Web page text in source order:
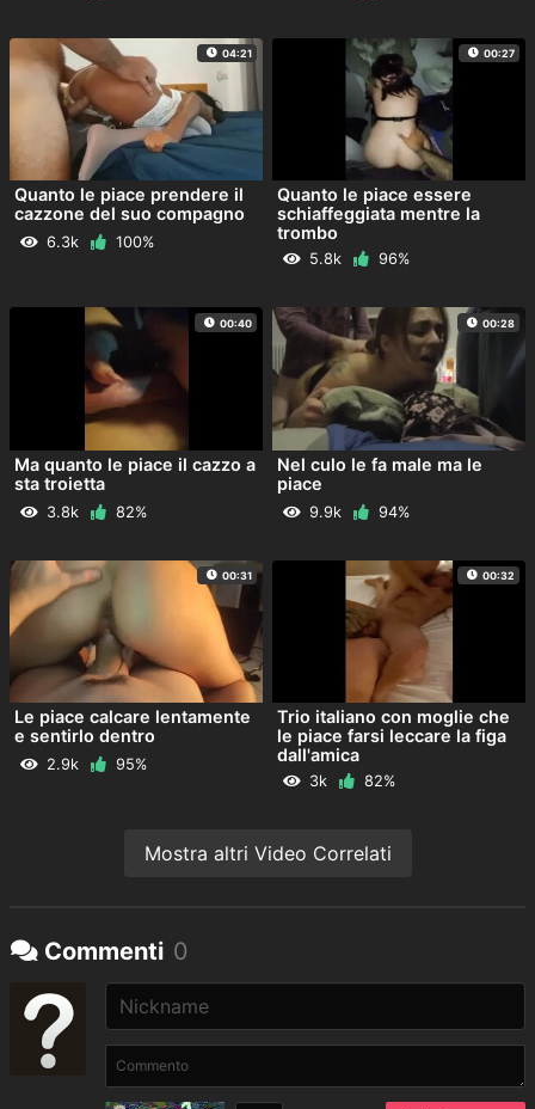
04:21
Quanto le piace prendere il
cazzone del suo compagno
6.3k 100%
00:27
Quanto le piace essere
schiaffeggiata mentre la
trombo
5.8k 96%
00:40
Ma quanto le piace il cazzo a
sta troietta
3.8k 82%
00:28
Nel culo le fa male ma le
piace
9.9k 94%
00:31
Le piace calcare lentamente
e sentirlo dentro
2.9k 95%
00:32
Trio italiano con moglie che
le piace farsi leccare la figa
dall'amica
3k 82%
Mostra altri Video Correlati
Commenti 0